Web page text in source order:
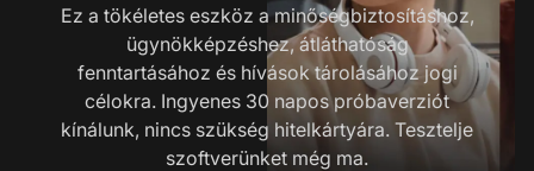
Ez a tökéletes eszköz a minőségbiztosításhoz,
ügynökképzéshez, átláthatóság
fenntartásához és hívások tárolásához jogi
célokra. Ingyenes 30 napos próbaverziót
kínálunk, nincs szükség hitelkártyára. Tesztelje
szoftverünket még ma.